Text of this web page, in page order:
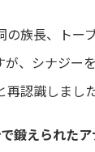
の族長、トー
が、シナジー
認識しました
で鍛えられたア